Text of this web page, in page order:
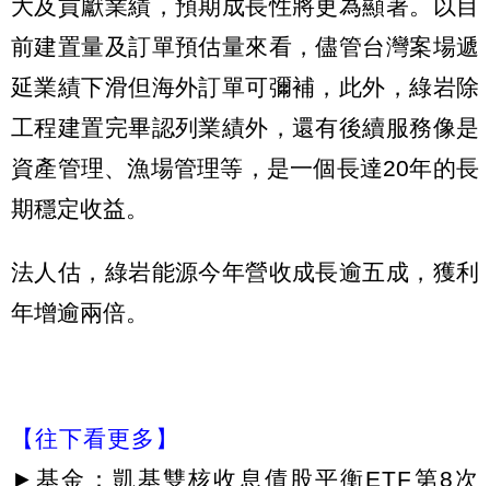
大及貢獻業績，預期成長性將更為顯著。以目
前建置量及訂單預估量來看，儘管台灣案場遞
延業績下滑但海外訂單可彌補，此外，綠岩除
工程建置完畢認列業績外，還有後續服務像是
資產管理、漁場管理等，是一個長達20年的長
期穩定收益。
法人估，綠岩能源今年營收成長逾五成，獲利
年增逾兩倍。
【往下看更多】
► 基金：凱基雙核收息債股平衡ETF第8次